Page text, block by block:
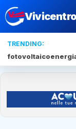
Vivicentro
TRENDING:
fotovoltaico